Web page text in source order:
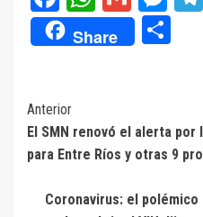
Share
Navegación
de
entradas
Anterior
El SMN renovó el alerta
para Entre Ríos y otras 9
Coronavirus: el